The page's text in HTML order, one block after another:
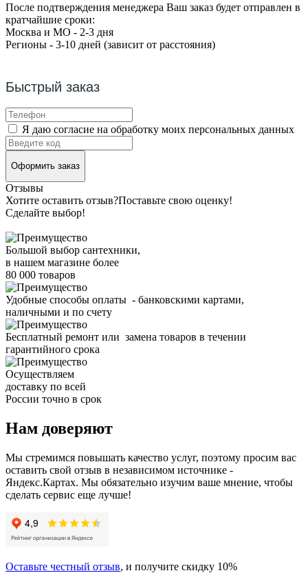
После подтверждения менеджера Ваш заказ будет отправлен в
кратчайшие сроки:
Москва и МО - 2-3 дня
Регионы - 3-10 дней (зависит от расстояния)
Быстрый заказ
Я даю согласие на обработку моих персональных данных
Оформить заказ
Отзывы
Хотите оставить отзыв?Поставьте свою оценку!
Сделайте выбор!
Большой выбор сантехники,
в нашем магазине более
80 000 товаров
Удобные способы оплаты - банковскими картами,
наличными и по счету
Бесплатный ремонт или замена товаров в течении
гарантийного срока
Осуществляем
доставку по всей
России точно в срок
Нам доверяют
Мы стремимся повышать качество услуг, поэтому просим вас
оставить свой отзыв в независимом источнике -
Яндекс.Картах. Мы обязательно изучим ваше мнение, чтобы
сделать сервис еще лучше!
Оставьте честный отзыв, и получите скидку 10%